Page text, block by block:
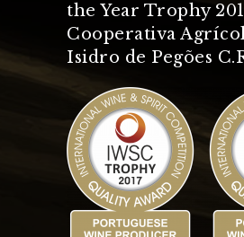
the Year Trophy
Cooperativa
Isidro de Pegões